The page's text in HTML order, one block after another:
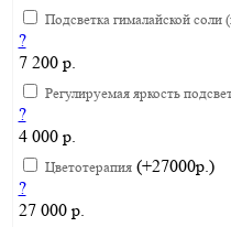
Подсветка гималайской соли
?
7 200 р.
Регулируемая яркость
?
4 000 р.
Цветотерапия(+27000р.)
?
27 000 р.